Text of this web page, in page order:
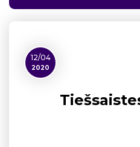
12/04
2020